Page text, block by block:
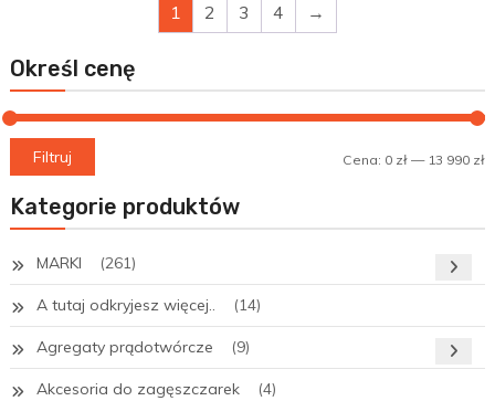
1 2 3 4 →
Określ cenę
Filtruj Cena: 0 zł — 13 990 zł
Kategorie produktów
MARKI (261)
A tutaj odkryjesz więcej.. (14)
Agregaty prądotwórcze (9)
Akcesoria do zagęszczarek (4)